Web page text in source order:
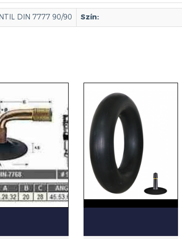
DIN 7777 90/90 Szín: